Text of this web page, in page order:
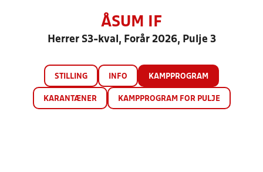
ÅSUM IF
Herrer S3-kval, Forår 2026, Pulje 3
STILLING INFO KAMPPROGRAM
KARANTÆNER KAMPPROGRAM FOR PULJE